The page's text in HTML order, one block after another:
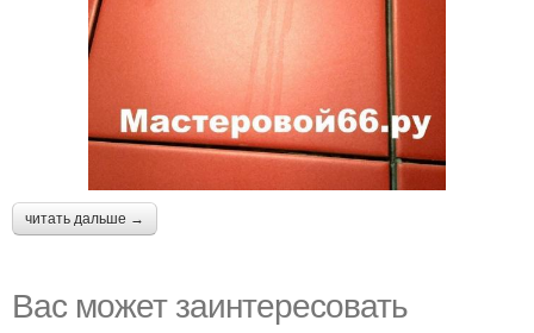
читать дальше →
Вас может заинтересовать